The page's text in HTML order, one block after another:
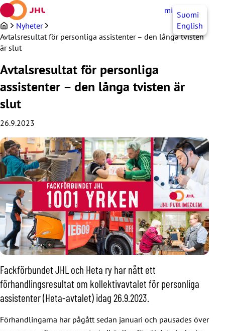
Hoppa
till
innehållet
mittJHL SV
Suomi
English
Nyheter
Avtalsresultat för personliga assistenter – den långa tvisten
är slut
Avtalsresultat för personliga
assistenter – den långa tvisten är
slut
26.9.2023
Fackförbundet JHL och Heta ry har nått ett
förhandlingsresultat om kollektivavtalet för personliga
assistenter (Heta-avtalet) idag 26.9.2023.
Förhandlingarna har pågått sedan januari och pausades över